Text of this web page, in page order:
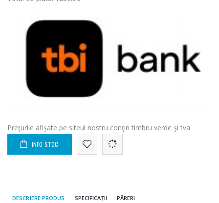
Preţurile afişate pe siteul nostru conţin timbru verde şi tva
INFO STOC
DESCRIERE PRODUS SPECIFICAȚII PĂRERI